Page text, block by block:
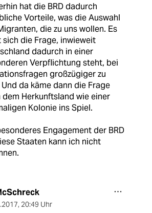
hat die BRD dadurch
Vorteile, was die Auswahl
die zu uns wollen. Es
die Frage, inwieweit
dadurch in einer
Verpflichtung steht, bei
großzügiger zu
da käme dann die Frage
dem Herkunftsland wie einer
Kolonie ins Spiel.
Engagement der BRD
Staaten kann ich nicht
, 20:49 Uhr